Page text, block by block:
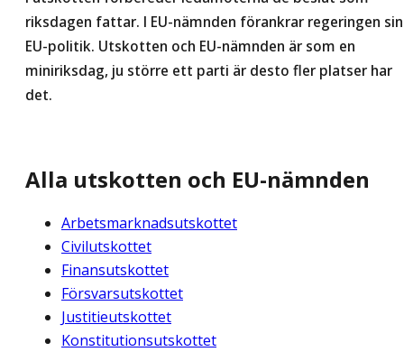
riksdagen fattar. I EU-nämnden förankrar regeringen sin
EU-politik. Utskotten och EU-nämnden är som en
miniriksdag, ju större ett parti är desto fler platser har
det.
Alla utskotten och EU-nämnden
Arbetsmarknadsutskottet
Civilutskottet
Finansutskottet
Försvarsutskottet
Justitieutskottet
Konstitutionsutskottet